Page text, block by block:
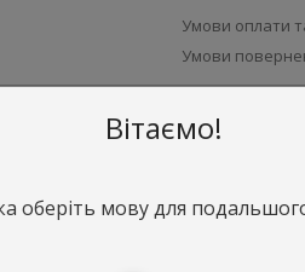
Умови оплати
Умови
Вітаємо!
оберіть мову для